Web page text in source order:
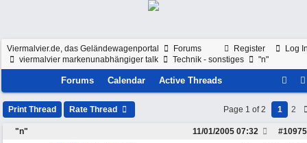
Register Log
Viermalvier.de, das Geländewagenportal
Forums
viermalvier markenunabhängiger talk
Technik - sonstiges "n"
Forums Calendar Active Threads
Print Thread Rate Thread Page 1 of 2 1 2
"n" #10975
11/01/2005 07:32